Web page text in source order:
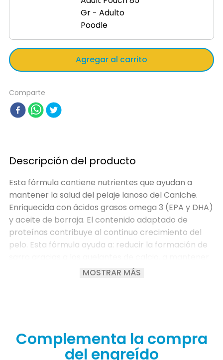
Agregar al carrito
Comparte
Descripción del producto
Esta fórmula contiene nutrientes que ayudan a
mantener la salud del pelaje lanoso del Caniche.
Enriquecida con ácidos grasos omega 3 (EPA y DHA)
y aceite de borraja. El contenido adaptado de
proteínas contribuye al continuo crecimiento del
pelo. Esta fórmula ayuda a: reducir la formación de
el tono muscular del Caniche, y a reducir la
MOSTRAR MÁS
Complementa la compra
del engreído